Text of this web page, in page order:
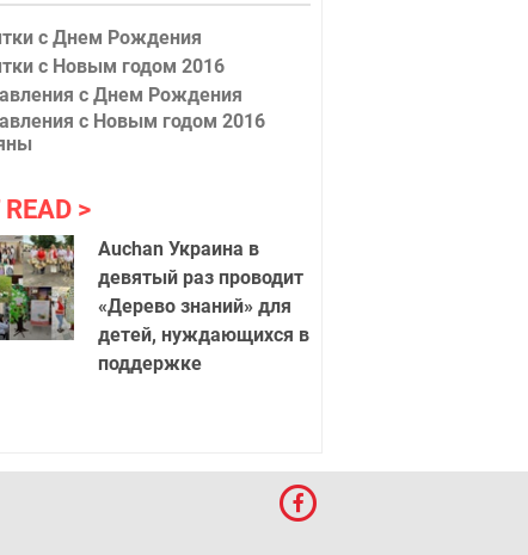
с Днем Рождения
с Новым годом 2016
с Днем Рождения
с Новым годом 2016
Auchan Украина в
девятый раз проводит
«Дерево знаний» для
детей, нуждающихся в
поддержке